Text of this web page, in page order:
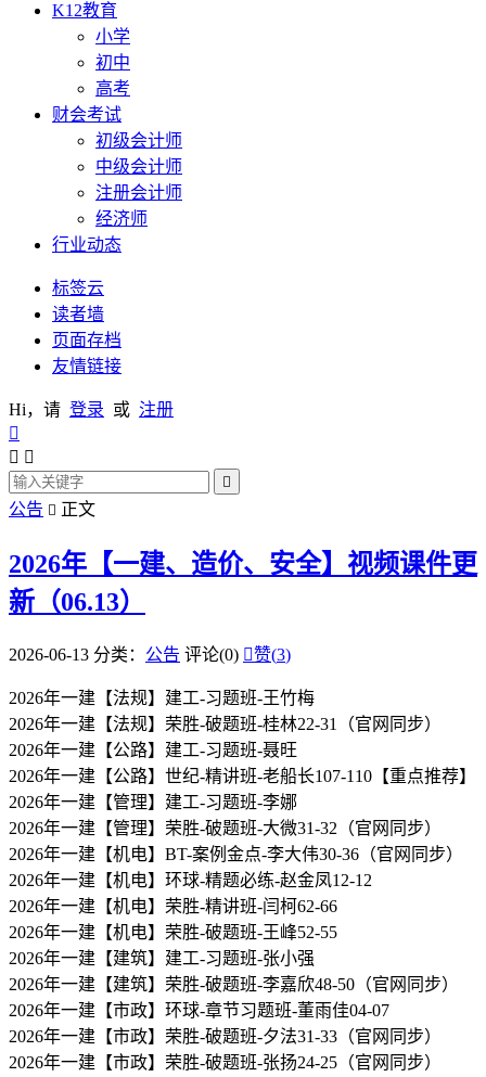
K12教育
小学
初中
高考
财会考试
初级会计师
中级会计师
注册会计师
经济师
行业动态
标签云
读者墙
页面存档
友情链接
Hi，请 登录 或 注册

 

公告  正文
2026年【一建、造价、安全】视频课件更
新（06.13）
2026-06-13 分类： 公告 评论(0) 赞(3)
2026年一建【法规】建工-习题班-王竹梅
2026年一建【法规】荣胜-破题班-桂林22-31（官网同步）
2026年一建【公路】建工-习题班-聂旺
2026年一建【公路】世纪-精讲班-老船长107-110【重点推荐】
2026年一建【管理】建工-习题班-李娜
2026年一建【管理】荣胜-破题班-大微31-32（官网同步）
2026年一建【机电】BT-案例金点-李大伟30-36（官网同步）
2026年一建【机电】环球-精题必练-赵金凤12-12
2026年一建【机电】荣胜-精讲班-闫柯62-66
2026年一建【机电】荣胜-破题班-王峰52-55
2026年一建【建筑】建工-习题班-张小强
2026年一建【建筑】荣胜-破题班-李嘉欣48-50（官网同步）
2026年一建【市政】环球-章节习题班-董雨佳04-07
2026年一建【市政】荣胜-破题班-夕法31-33（官网同步）
2026年一建【市政】荣胜-破题班-张扬24-25（官网同步）